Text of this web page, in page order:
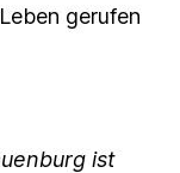
gerufen
ist